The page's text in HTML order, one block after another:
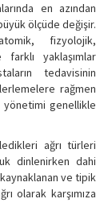
en azından
ölçüde değişir.
fizyolojik,
yaklaşımlar
tedavisinin
rağmen
yönetimi genellikle
ağrı türleri
dinlenirken dahi
ve tipik
olarak karşımıza